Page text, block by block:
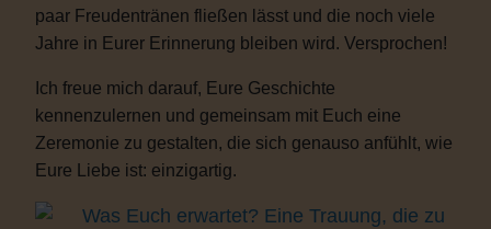
paar Freudentränen fließen lässt und die noch viele
Jahre in Eurer Erinnerung bleiben wird. Versprochen!
Ich freue mich darauf, Eure Geschichte
kennenzulernen und gemeinsam mit Euch eine
Zeremonie zu gestalten, die sich genauso anfühlt, wie
Eure Liebe ist: einzigartig.
Was Euch erwartet? Eine Trauung, die zu